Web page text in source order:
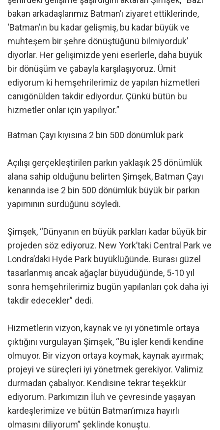
bakan arkadaşlarımız Batman’ı ziyaret ettiklerinde,
‘Batman’ın bu kadar gelişmiş, bu kadar büyük ve
muhteşem bir şehre dönüştüğünü bilmiyorduk’
diyorlar. Her gelişimizde yeni eserlerle, daha büyük
bir dönüşüm ve çabayla karşılaşıyoruz. Ümit
ediyorum ki hemşehrilerimiz de yapılan hizmetleri
canıgönülden takdir ediyordur. Çünkü bütün bu
hizmetler onlar için yapılıyor.”
Batman Çayı kıyısına 2 bin 500 dönümlük park
Açılışı gerçekleştirilen parkın yaklaşık 25 dönümlük
alana sahip olduğunu belirten Şimşek, Batman Çayı
kenarında ise 2 bin 500 dönümlük büyük bir parkın
yapımının sürdüğünü söyledi.
Şimşek, “Dünyanın en büyük parkları kadar büyük bir
projeden söz ediyoruz. New York’taki Central Park ve
Londra’daki Hyde Park büyüklüğünde. Burası güzel
tasarlanmış ancak ağaçlar büyüdüğünde, 5-10 yıl
sonra hemşehrilerimiz bugün yapılanları çok daha iyi
takdir edecekler” dedi.
Hizmetlerin vizyon, kaynak ve iyi yönetimle ortaya
çıktığını vurgulayan Şimşek, “Bu işler kendi kendine
olmuyor. Bir vizyon ortaya koymak, kaynak ayırmak;
projeyi ve süreçleri iyi yönetmek gerekiyor. Valimiz
durmadan çabalıyor. Kendisine tekrar teşekkür
ediyorum. Parkımızın İluh ve çevresinde yaşayan
kardeşlerimize ve bütün Batman’ımıza hayırlı
olmasını diliyorum” şeklinde konuştu.